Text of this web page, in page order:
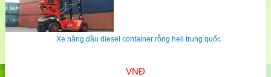
Xe nâng dầu diesel container rỗng heli trung quốc
VNĐ